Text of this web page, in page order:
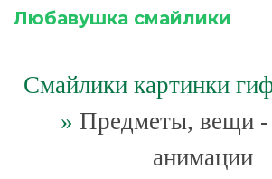
Любавушка смайлики
Смайлики картинки
» Предметы, вещи -
анимации